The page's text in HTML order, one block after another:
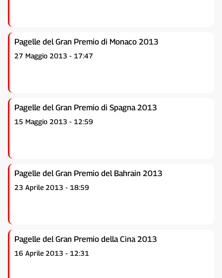
Pagelle del Gran Premio di Monaco 2013
27 Maggio 2013 - 17:47
Pagelle del Gran Premio di Spagna 2013
15 Maggio 2013 - 12:59
Pagelle del Gran Premio del Bahrain 2013
23 Aprile 2013 - 18:59
Pagelle del Gran Premio della Cina 2013
16 Aprile 2013 - 12:31